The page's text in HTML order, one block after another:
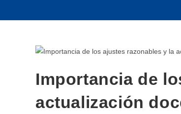
Importancia de
actualización